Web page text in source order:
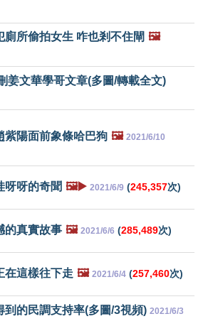
所偷拍女生 咋也剎不住閘 🖼️
姜文華學哥文章(多圖/轉載全文)
紫陽面前象條哈巴狗 🖼️ 2021/6/10
呀呀的奇聞 🖼️▶️ 2021/6/9 (245,357次)
的真實故事 🖼️ 2021/6/6 (285,489次)
在這樣往下走 🖼️ 2021/6/4 (257,460次)
到的民調支持率(多圖/3視頻) 2021/6/3